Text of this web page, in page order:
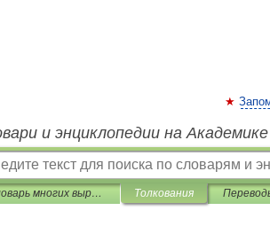
и энциклопедии на Академике
Словарь многих выражений Толкования